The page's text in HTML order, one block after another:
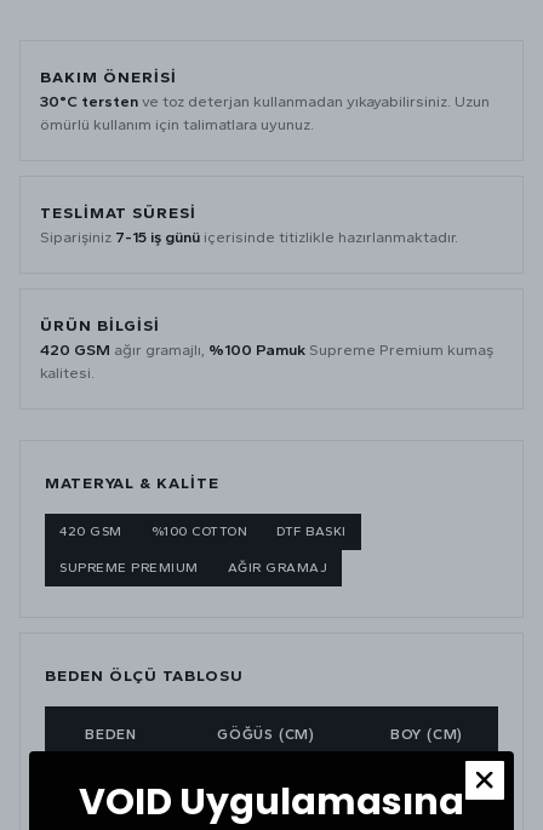
BAKIM ÖNERISI
30°C tersten ve toz deterjan kullanmadan yıkayabilirsiniz. Uzun
ömürlü kullanım için talimatlara uyunuz.
TESLIMAT SÜRESI
Siparişiniz 7-15 iş günü içerisinde titizlikle hazırlanmaktadır.
ÜRÜN BILGISI
420 GSM ağır gramajlı, %100 Pamuk Supreme Premium kumaş
kalitesi.
MATERYAL & KALITE
420 GSM %100 COTTON DTF BASKI
SUPREME PREMIUM AĞIR GRAMAJ
BEDEN ÖLÇÜ TABLOSU
BEDEN GÖĞÜS (CM) BOY (CM)
Small
VOID Uygulamasına